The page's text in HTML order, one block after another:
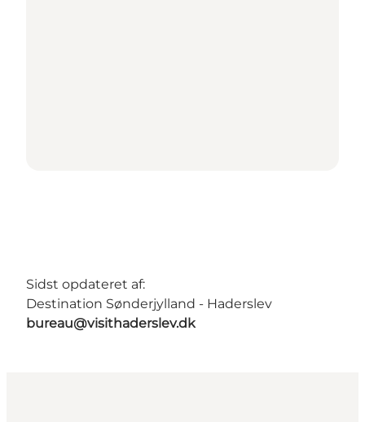
Sidst opdateret af:
Destination Sønderjylland - Haderslev
bureau@visithaderslev.dk